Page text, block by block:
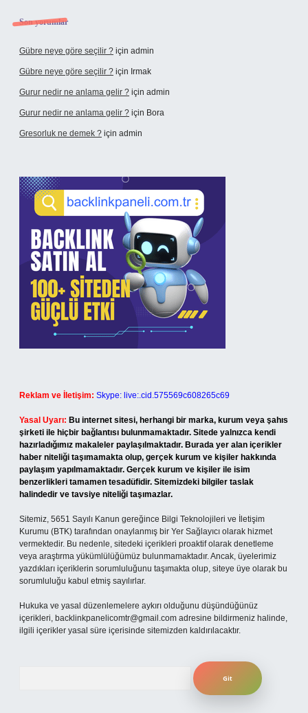
Son yorumlar
Gübre neye göre seçilir ? için admin
Gübre neye göre seçilir ? için Irmak
Gurur nedir ne anlama gelir ? için admin
Gurur nedir ne anlama gelir ? için Bora
Gresorluk ne demek ? için admin
Reklam ve İletişim: Skype: live:.cid.575569c608265c69
Yasal Uyarı: Bu internet sitesi, herhangi bir marka, kurum veya şahıs
şirketi ile hiçbir bağlantısı bulunmamaktadır. Sitede yalnızca kendi
hazırladığımız makaleler paylaşılmaktadır. Burada yer alan içerikler
haber niteliği taşımamakta olup, gerçek kurum ve kişiler hakkında
paylaşım yapılmamaktadır. Gerçek kurum ve kişiler ile isim
benzerlikleri tamamen tesadüfidir. Sitemizdeki bilgiler taslak
halindedir ve tavsiye niteliği taşımazlar.
Sitemiz, 5651 Sayılı Kanun gereğince Bilgi Teknolojileri ve İletişim
Kurumu (BTK) tarafından onaylanmış bir Yer Sağlayıcı olarak hizmet
vermektedir. Bu nedenle, sitedeki içerikleri proaktif olarak denetleme
veya araştırma yükümlülüğümüz bulunmamaktadır. Ancak, üyelerimiz
yazdıkları içeriklerin sorumluluğunu taşımakta olup, siteye üye olarak bu
sorumluluğu kabul etmiş sayılırlar.
Hukuka ve yasal düzenlemelere aykırı olduğunu düşündüğünüz
içerikleri, backlinkpanelicomtr@gmail.com adresine bildirmeniz halinde,
ilgili içerikler yasal süre içerisinde sitemizden kaldırılacaktır.